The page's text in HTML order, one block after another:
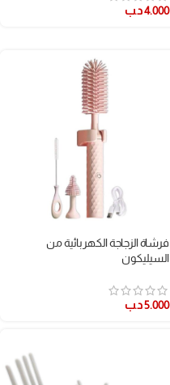
4.000د.ب
فرشاة الزجاجة الكهربائية من
السيليكون
5.000د.ب